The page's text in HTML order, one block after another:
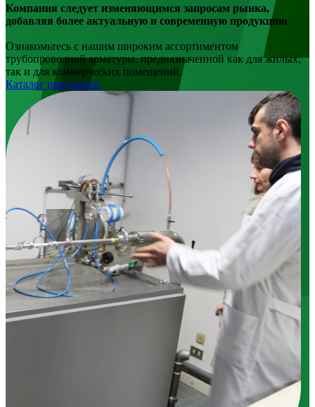
Компания следует изменяющимся запросам рынка,
добавляя более актуальную и современную продукцию
Ознакомьтесь с нашим широким ассортиментом
трубопроводной арматуры, предназначенной как для жилых,
так и для коммерческих помещений.
Каталог продукции